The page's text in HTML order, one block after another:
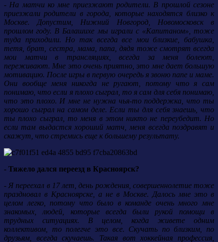
- На матчи ко мне приезжают родители. В прошлой сезоне
приезжали родители в города, которые находятся близко к
Москве. Допустим, Нижний Новгород, Новомосковск в
прошлом году. В Балашихе мы играли с «Капитаном», тоже
туда приходили. Но так всегда все мои близкие, бабушка,
тетя, брат, сестра, мама, папа, дядя тоже смотрят всегда
мои матчи в трансляциях, всегда за меня болеют,
переживают. Мне это очень приятно, это мне дает большую
мотивацию. После игры в первую очередь я звоню папе и маме.
Они вообще меня никогда не ругают, потому что я сам
понимаю, что если я плохо сыграл, то я сам для себя понимаю,
что это плохо. И мне не нужна чья-то поддержка, что ты
хорошо сыграл на самом деле. Если ты для себя знаешь, что
ты плохо сыграл, то меня в этом никто не переубедит. Но
если там выдастся хороший матч, меня всегда поздравят и
скажут, что стремись еще к большему результату.
- Тяжело дался переезд в Красноярск?
- Я переехал в 17 лет, день рождения, совершеннолетие тоже
праздновал в Красноярске, а не в Москве. Далось мне это в
целом легко, потому что было в команде очень много мне
знакомых, людей, которые всегда были рукой помощи в
трудных ситуациях. В целом, когда живете одним
коллективом, то полегче это все. Скучать по близким, по
друзьям, всегда скучаешь. Такая вот хоккейная профессия,